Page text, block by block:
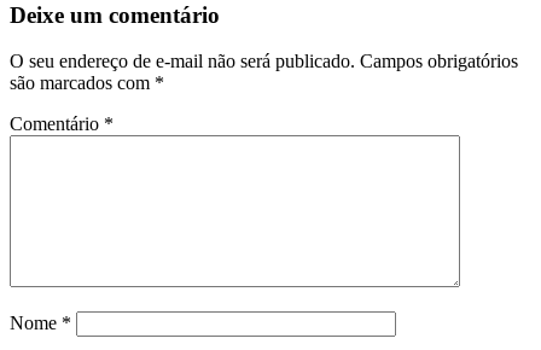
Deixe um comentário
O seu endereço de e-mail não será publicado. Campos obrigatórios
são marcados com *
Comentário *
Nome *